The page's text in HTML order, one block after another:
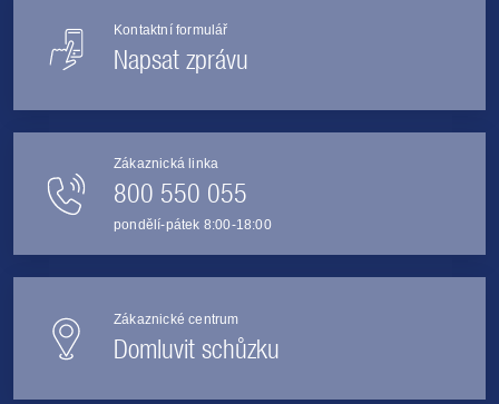
Kontaktní formulář
Napsat zprávu
Zákaznická linka
800 550 055
pondělí-pátek 8:00-18:00
Zákaznické centrum
Domluvit schůzku